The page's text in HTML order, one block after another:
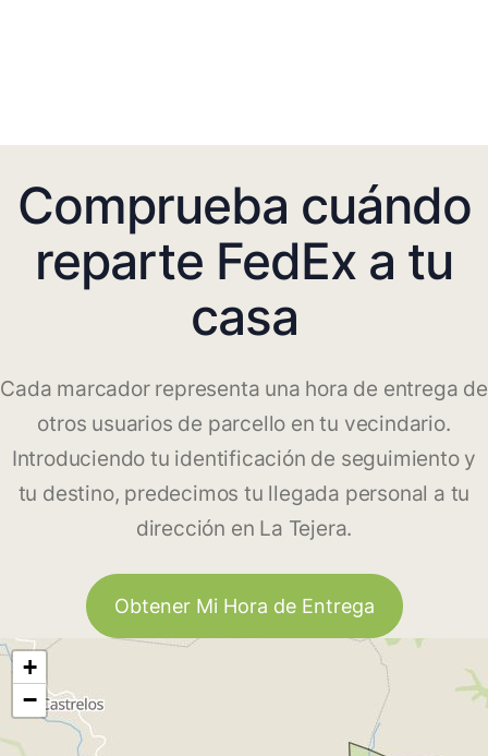
Comprueba cuándo
reparte FedEx a tu
casa
Cada marcador representa una hora de entrega de
otros usuarios de parcello en tu vecindario.
Introduciendo tu identificación de seguimiento y
tu destino, predecimos tu llegada personal a tu
dirección en La Tejera.
Obtener Mi Hora de Entrega
+
−